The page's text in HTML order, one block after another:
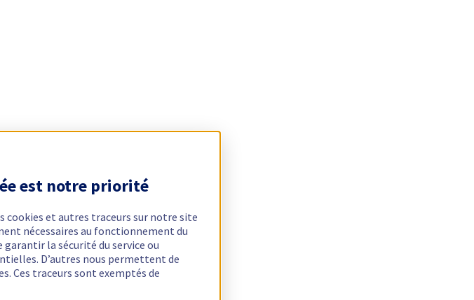
est notre priorité
cookies et autres traceurs sur notre site
nécessaires au fonctionnement du
la sécurité du service ou
D’autres nous permettent de
Ces traceurs sont exemptés de